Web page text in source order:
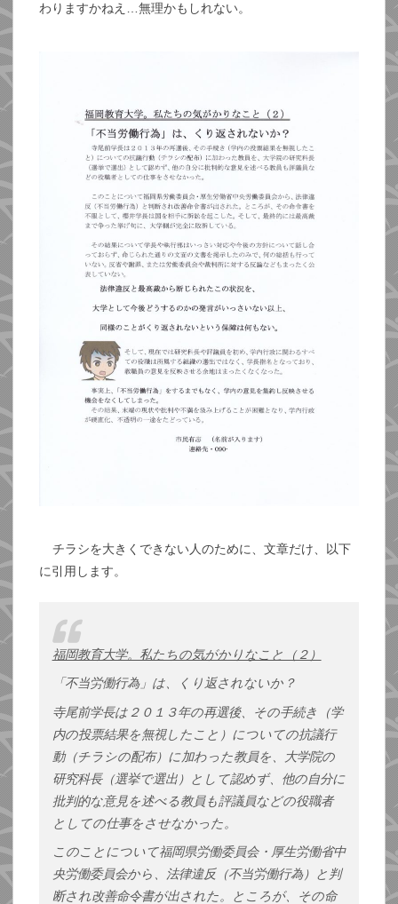
わりますかねえ…無理かもしれない。
チラシを大きくできない人のために、文章だけ、以下
に引用します。
福岡教育大学。私たちの気がかりなこと（２）
「不当労働行為」は、くり返されないか？
寺尾前学長は２０１３年の再選後、その手続き（学
内の投票結果を無視したこと）についての抗議行
動（チラシの配布）に加わった教員を、大学院の
研究科長（選挙で選出）として認めず、他の自分に
批判的な意見を述べる教員も評議員などの役職者
としての仕事をさせなかった。
このことについて福岡県労働委員会・厚生労働省中
央労働委員会から、法律違反（不当労働行為）と判
断され改善命令書が出された。ところが、その命